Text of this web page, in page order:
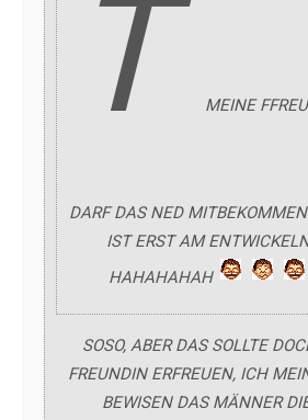
T MEINE
DARF DAS NED
IST ERST AM
HAHAHAHAH
SOSO, ABER DAS SOLLTE
FREUNDIN ERFREUEN, ICH
BEWISEN DAS MÄNNER